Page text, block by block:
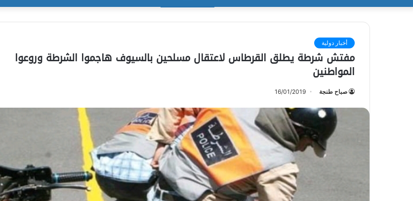
أخبار دولية
مفتش شرطة يطلق القرطاس لاعتقال مسلحين بالسيوف هاجموا الشرطة وروعوا
المواطنين
صباح طنجة 16/01/2019